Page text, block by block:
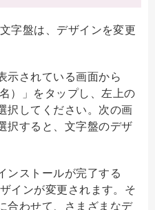
字盤は、デザインを変更
示されている画面から
）」をタップし、左上の
択してください。次の画
択すると、文字盤のデザ
ンストールが完了する
インが変更されます。そ
合わせて、さまざまなデ